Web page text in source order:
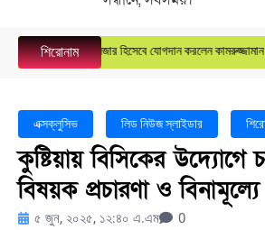
শিরোনাম
জেনারেল ম্যানেজার হিসেবে যোগদান করলেন কামরুজ্জামান নিলু
এক্সক্লুসিভ লিড নিউজ স্লাইডার
কুষ্টিয়ায় বিসিকের উদ্যোগে
বিষয়ক প্রচারণা ও
৫ জুন, ২০২৫, ১২:৪০ এ.এম 0